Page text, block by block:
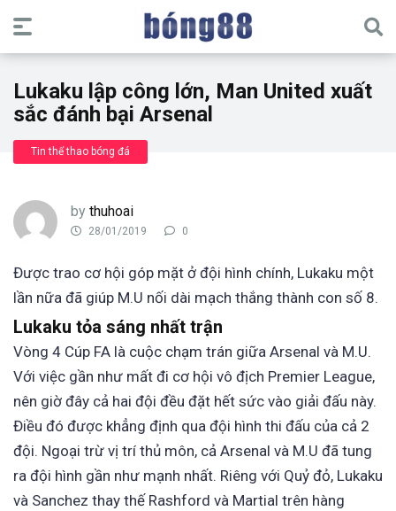
Lukaku lập công lớn, Man United xuất
sắc đánh bại Arsenal
Tin thể thao bóng đá
by thuhoai
28/01/2019 0
Được trao cơ hội góp mặt ở đội hình chính, Lukaku một
lần nữa đã giúp M.U nối dài mạch thắng thành con số 8.
Lukaku tỏa sáng nhất trận
Vòng 4 Cúp FA là cuộc chạm trán giữa Arsenal và M.U.
Với việc gần như mất đi cơ hội vô địch Premier League,
nên giờ đây cả hai đội đều đặt hết sức vào giải đấu này.
Điều đó được khẳng định qua đội hình thi đấu của cả 2
đội. Ngoại trừ vị trí thủ môn, cả Arsenal và M.U đã tung
ra đội hình gần như mạnh nhất. Riêng với Quỷ đỏ, Lukaku
và Sanchez thay thế Rashford và Martial trên hàng